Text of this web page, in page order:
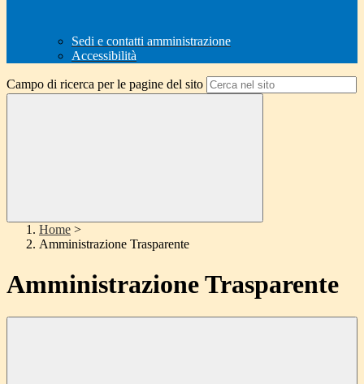
Sedi e contatti amministrazione
Accessibilità
Campo di ricerca per le pagine del sito
Home >
Amministrazione Trasparente
Amministrazione Trasparente